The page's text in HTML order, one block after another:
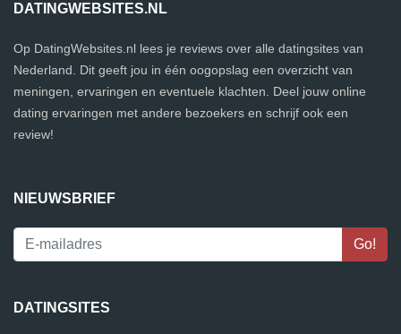
DATINGWEBSITES.NL
Op DatingWebsites.nl lees je reviews over alle datingsites van
Nederland. Dit geeft jou in één oogopslag een overzicht van
meningen, ervaringen en eventuele klachten. Deel jouw online
dating ervaringen met andere bezoekers en schrijf ook een
review!
NIEUWSBRIEF
DATINGSITES